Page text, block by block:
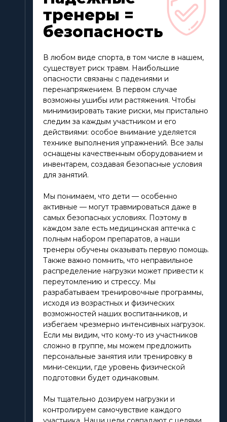
тренеры =
безопасность
В любом виде спорта, в том числе в нашем,
существует риск травм. Наибольшие
опасности связаны с падениями и
перенапряжением. В первом случае
возможны ушибы или растяжения. Чтобы
минимизировать такие риски, мы пристально
следим за каждым участником и его
действиями: особое внимание уделяется
технике выполнения упражнений. Все залы
оснащены качественным оборудованием и
инвентарем, создавая безопасные условия
для занятий.
Мы понимаем, что дети — особенно
активные — могут травмироваться даже в
самых безопасных условиях. Поэтому в
каждом зале есть медицинская аптечка с
полным набором препаратов, а наши
тренеры обучены оказывать первую помощь.
Также важно помнить, что неправильное
распределение нагрузки может привести к
переутомлению и стрессу. Мы
разрабатываем тренировочные программы,
исходя из возрастных и физических
возможностей наших воспитанников, и
избегаем чрезмерно интенсивных нагрузок.
Если мы видим, что кому-то из участников
сложно в группе, мы можем предложить
персональные занятия или тренировку в
мини-секции, где уровень физической
подготовки будет одинаковым.
Мы тщательно дозируем нагрузки и
контролируем самочувствие каждого